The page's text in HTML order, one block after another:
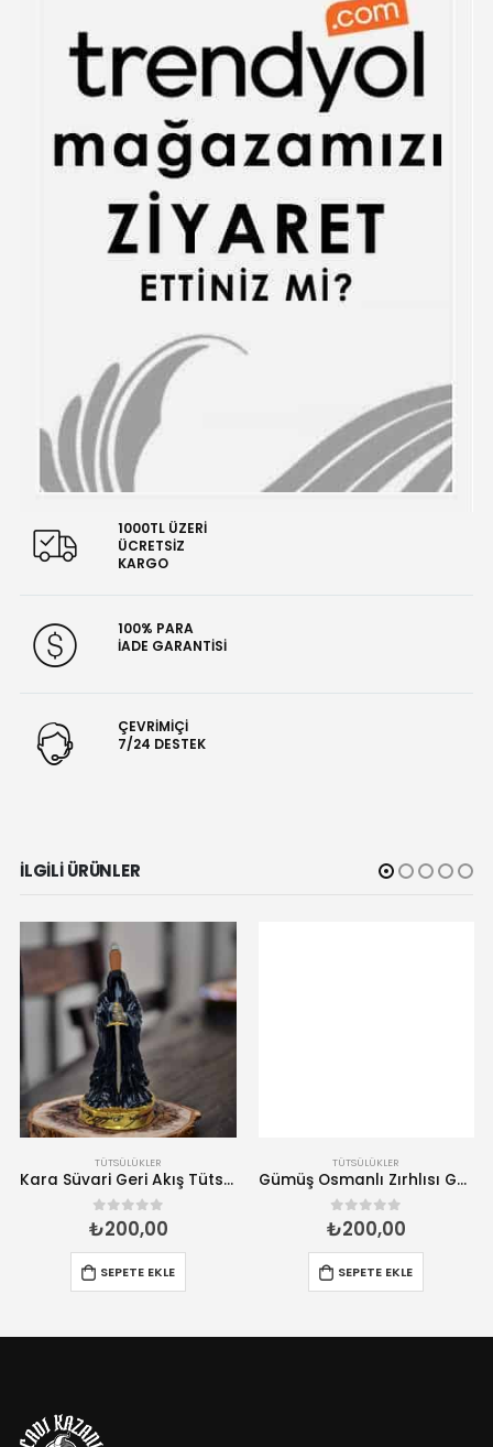
1000TL ÜZERİ
ÜCRETSİZ
KARGO
100% PARA
İADE GARANTİSİ
ÇEVRİMİÇİ
7/24 DESTEK
İLGILI ÜRÜNLER
TÜTSÜLÜKLER
Kara Süvari Geri Akış Tütsülük- El Yapımı Tütsü Brülörü
0 5 üzerinden
₺200,00
SEPETE EKLE
TÜTSÜLÜKLER
Gümüş Osmanlı Zırhlısı Geri Akış Tütsülük – El Yapımı Tütsü Brülörü
0 5 üzerinden
₺200,00
SEPETE EKLE